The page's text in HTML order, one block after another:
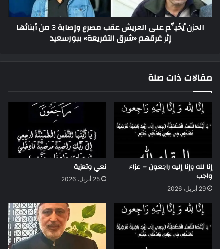
الحزن يُخَيِّم على العريش عقب مصرع وإصابة 3 من أبنائها
إثر غرقهم «شرق التفريعة» ببورسعيد
مقالات ذات صلة
إنا لله وإنا إليه راجعون – عزاء
واجب
29 أبريل، 2026
نعي وتعزية
25 أبريل، 2026